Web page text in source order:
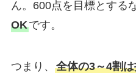
ん。600点を目標とする
OKです。
つまり、 全体の3～4割